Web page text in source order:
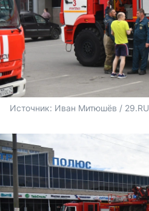
Источник: Иван Митюшёв / 29.RU